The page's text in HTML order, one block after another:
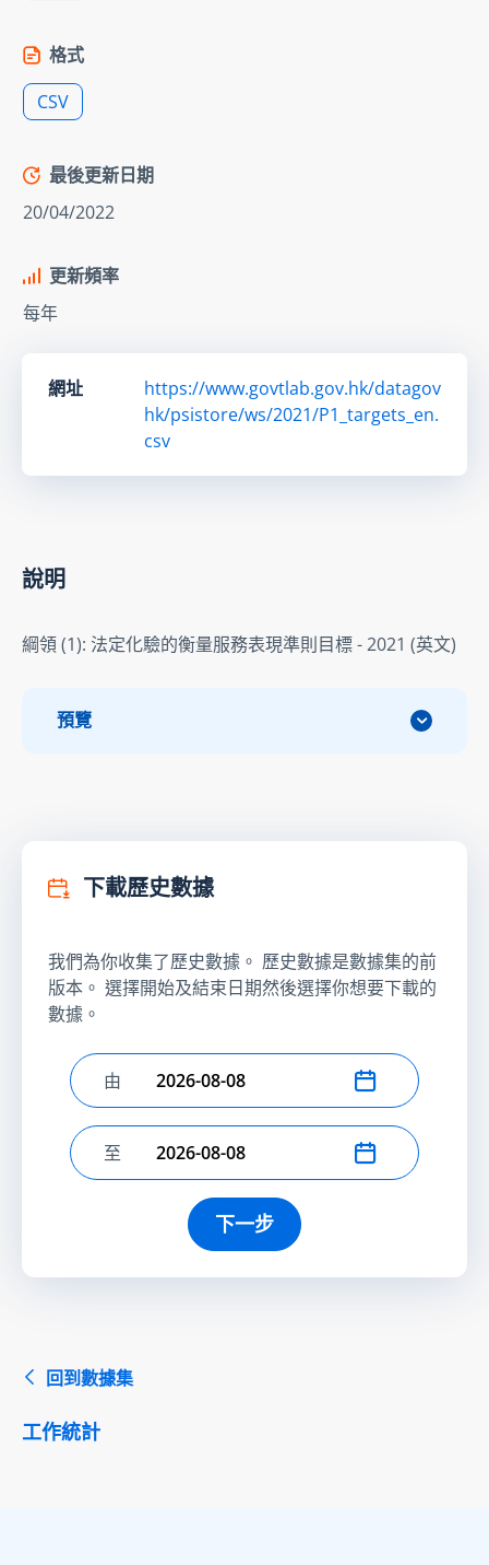
格式
CSV
最後更新日期
20/04/2022
更新頻率
每年
網址
https://www.govtlab.gov.hk/datagov
hk/psistore/ws/2021/P1_targets_en.
csv
說明
綱領 (1): 法定化驗的衡量服務表現準則目標 - 2021 (英文)
預覽
下載歷史數據
我們為你收集了歷史數據。 歷史數據是數據集的前
版本。 選擇開始及結束日期然後選擇你想要下載的
數據。
選擇開始日期
由
選擇結束日期
至
下一步
回到數據集
工作統計